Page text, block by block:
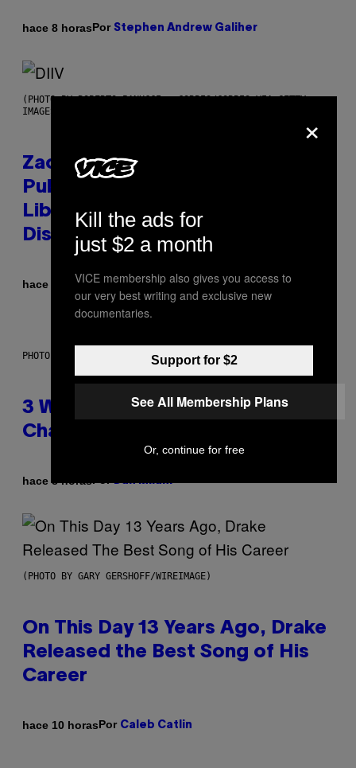
hace 8 horasPor Stephen Andrew Galiher
(PHOTO BY ROBERTO PANUCCI – CORBIS/CORBIS VIA GETTY
IMAGES)
Zachary Cole Smith Wants a
Publicly Owned Music Streaming
Library Built on Spotify’s
Dismantled Bones
hace 8 horasPorLauren Boisvert
PHOTO ILLUSTRATION BY IAN WALDIE/GETTY IMAGES
3 Ways Your Music Taste
Changes as You Get Older
hace 8 horasPorDan Milam
(PHOTO BY GARY GERSHOFF/WIREIMAGE)
On This Day 13 Years Ago, Drake
Released the Best Song of His
Career
hace 10 horasPor Caleb Catlin
×
Kill the ads for
just $2 a month
VICE membership also gives you access to
our very best writing and exclusive new
documentaries.
Support for $2
See All Membership Plans
Or, continue for free